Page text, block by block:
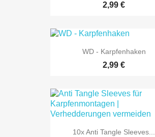
2,99 €
WD - Karpfenhaken
2,99 €
10x Anti Tangle Sleeves...